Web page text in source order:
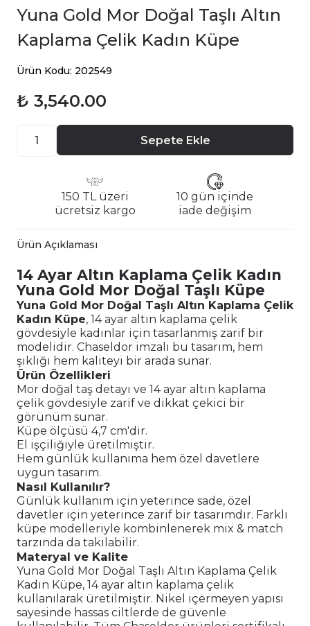
Yuna Gold Mor Doğal Taşlı Altın
Kaplama Çelik Kadın Küpe
Ürün Kodu: 202549
₺ 3,540.00
Sepete Ekle
150 TL üzeri
ücretsiz kargo
10 gün içinde
iade değişim
Ürün Açıklaması
14 Ayar Altın Kaplama Çelik Kadın
Yuna Gold Mor Doğal Taşlı Küpe
Yuna Gold Mor Doğal Taşlı Altın Kaplama Çelik
Kadın Küpe, 14 ayar altın kaplama çelik
gövdesiyle kadınlar için tasarlanmış zarif bir
modelidir. Chaseldor imzalı bu tasarım, hem
şıklığı hem kaliteyi bir arada sunar.
Ürün Özellikleri
Mor doğal taş detayı ve 14 ayar altın kaplama
çelik gövdesiyle zarif ve dikkat çekici bir
görünüm sunar.
Küpe ölçüsü 4,7 cm'dir.
El işçiliğiyle üretilmiştir.
Hem günlük kullanıma hem özel davetlere
uygun tasarım.
Nasıl Kullanılır?
Günlük kullanım için yeterince sade, özel
davetler için yeterince zarif bir tasarımdır. Farklı
küpe modelleriyle kombinlenerek mix & match
tarzında da takılabilir.
Materyal ve Kalite
Yuna Gold Mor Doğal Taşlı Altın Kaplama Çelik
Kadın Küpe, 14 ayar altın kaplama çelik
kullanılarak üretilmiştir. Nikel içermeyen yapısı
sayesinde hassas ciltlerde de güvenle